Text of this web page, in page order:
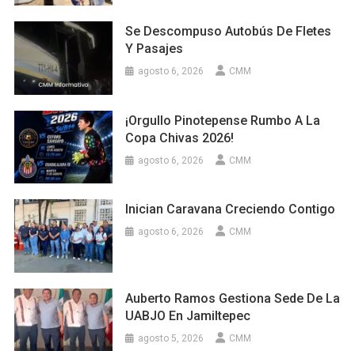
Se Descompuso Autobús De Fletes
Y Pasajes
agosto 6, 2026 CMM
¡Orgullo Pinotepense Rumbo A La
Copa Chivas 2026!
agosto 6, 2026 CMM
Inician Caravana Creciendo Contigo
agosto 6, 2026 CMM
Auberto Ramos Gestiona Sede De La
UABJO En Jamiltepec
agosto 5, 2026 CMM